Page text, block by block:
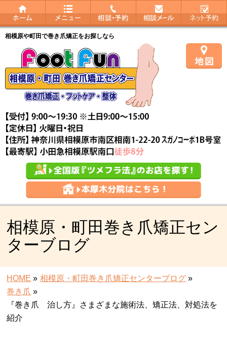
相模原や町田で巻き爪矯正をお探しなら
相模原・町田巻き爪矯正セン
ターブログ
HOME » 相模原・町田巻き爪矯正センターブログ »
巻き爪 »
『巻き爪 治し方』さまざまな施術法、矯正法、対処法を
紹介